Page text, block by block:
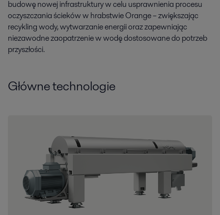
budowę nowej infrastruktury w celu usprawnienia procesu
oczyszczania ścieków w hrabstwie Orange – zwiększając
recykling wody, wytwarzanie energii oraz zapewniając
niezawodne zaopatrzenie w wodę dostosowane do potrzeb
przyszłości.
Główne technologie